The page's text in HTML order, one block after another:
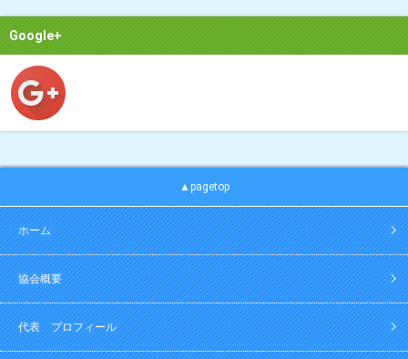
Google+
▲pagetop
ホーム
協会概要
代表 プロフィール